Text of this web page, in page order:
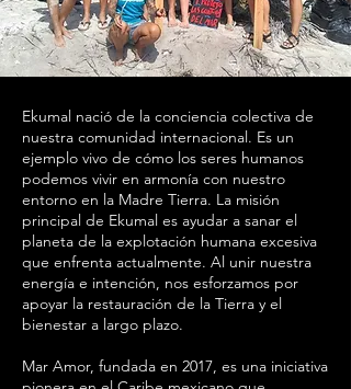
Ekumal nació de la conciencia colectiva de
nuestra comunidad internacional. Es un
ejemplo vivo de cómo los seres humanos
podemos vivir en armonía con nuestro
entorno en la Madre Tierra. La misión
principal de Ekumal es ayudar a sanar el
planeta de la explotación humana excesiva
que enfrenta actualmente. Al unir nuestra
energía e intención, nos esforzamos por
apoyar la restauración de la Tierra y el
bienestar a largo plazo.
Mar Amor, fundada en 2017, es una iniciativa